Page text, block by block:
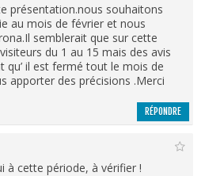
présentation.nous souhaitons
au mois de février et nous
semblerait que sur cette
du 1 au 15 mais des avis
qu’ il est fermé tout le mois de
apporter des précisions .Merci
RÉPONDRE
à cette période, à vérifier !